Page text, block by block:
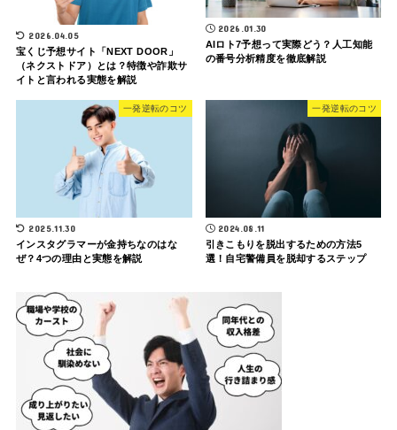
2026.04.05
宝くじ予想サイト「NEXT DOOR」
（ネクストドア）とは？特徴や詐欺サ
イトと言われる実態を解説
2026.01.30
AIロト7予想って実際どう？人工知能
の番号分析精度を徹底解説
一発逆転のコツ
2025.11.30
インスタグラマーが金持ちなのはな
ぜ？4つの理由と実態を解説
一発逆転のコツ
2024.08.11
引きこもりを脱出するための方法5
選！自宅警備員を脱却するステップ